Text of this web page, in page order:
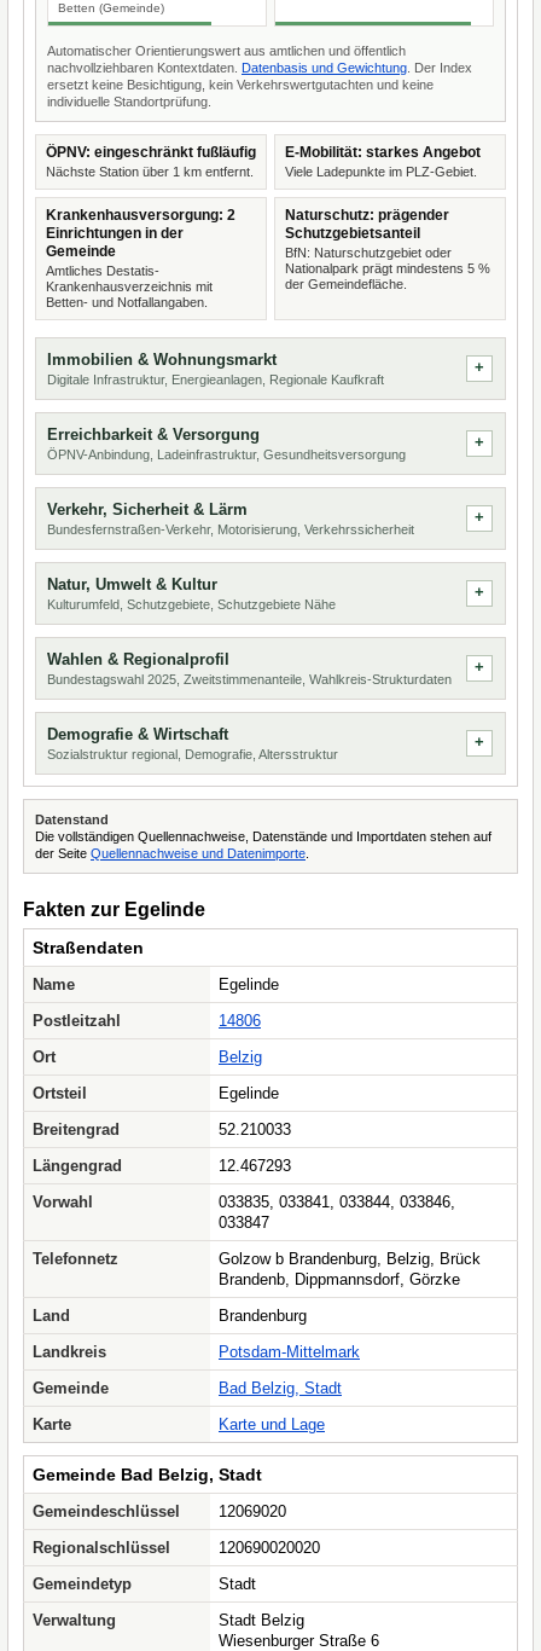
Betten (Gemeinde)
Automatischer Orientierungswert aus amtlichen und öffentlich
nachvollziehbaren Kontextdaten. Datenbasis und Gewichtung . Der Index
ersetzt keine Besichtigung, kein Verkehrswertgutachten und keine
individuelle Standortprüfung.
ÖPNV: eingeschränkt fußläufig
Nächste Station über 1 km entfernt.
E-Mobilität: starkes Angebot
Viele Ladepunkte im PLZ-Gebiet.
Krankenhausversorgung: 2
Einrichtungen in der
Gemeinde
Amtliches Destatis-
Krankenhausverzeichnis mit
Betten- und Notfallangaben.
Naturschutz: prägender
Schutzgebietsanteil
BfN: Naturschutzgebiet oder
Nationalpark prägt mindestens 5 %
der Gemeindefläche.
Immobilien & Wohnungsmarkt
Digitale Infrastruktur, Energieanlagen, Regionale Kaufkraft
Erreichbarkeit & Versorgung
ÖPNV-Anbindung, Ladeinfrastruktur, Gesundheitsversorgung
Verkehr, Sicherheit & Lärm
Bundesfernstraßen-Verkehr, Motorisierung, Verkehrssicherheit
Natur, Umwelt & Kultur
Kulturumfeld, Schutzgebiete, Schutzgebiete Nähe
Wahlen & Regionalprofil
Bundestagswahl 2025, Zweitstimmenanteile, Wahlkreis-Strukturdaten
Demografie & Wirtschaft
Sozialstruktur regional, Demografie, Altersstruktur
Datenstand
Die vollständigen Quellennachweise, Datenstände und Importdaten stehen auf
der Seite Quellennachweise und Datenimporte
Fakten zur Egelinde
Straßendaten
Name
Egelinde
Postleitzahl
14806
Ort
Belzig
Ortsteil
Egelinde
Breitengrad
52.210033
Längengrad
12.467293
Vorwahl
033835, 033841, 033844, 033846,
033847
Telefonnetz
Golzow b Brandenburg, Belzig, Brück
Brandenb, Dippmannsdorf, Görzke
Land
Brandenburg
Landkreis
Potsdam-Mittelmark
Gemeinde
Bad Belzig, Stadt
Karte
Karte und Lage
Gemeinde Bad Belzig, Stadt
Gemeindeschlüssel
12069020
Regionalschlüssel
120690020020
Gemeindetyp
Stadt
Verwaltung
Stadt Belzig
Wiesenburger Straße 6